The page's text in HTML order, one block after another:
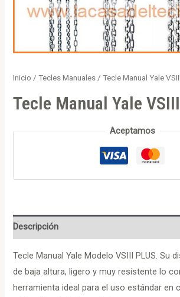
Inicio /Tecles Manuales / Tecle Manual Yale VSIII
Tecle Manual Yale VSIII
Aceptamos
Descripción
Tecle Manual Yale Modelo VSIII PLUS. Su
de baja altura, ligero y muy resistente lo
herramienta ideal para el uso estándar en